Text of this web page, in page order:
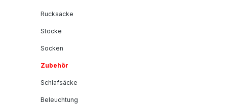
Rucksäcke
Stöcke
Socken
Zubehör
Schlafsäcke
Beleuchtung